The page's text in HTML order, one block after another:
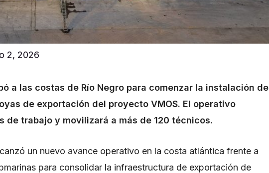
2, 2026
a las costas de Río Negro para comenzar la instalación de
de exportación del proyecto VMOS. El operativo
trabajo y movilizará a más de 120 técnicos.
un nuevo avance operativo en la costa atlántica frente a
para consolidar la infraestructura de exportación de